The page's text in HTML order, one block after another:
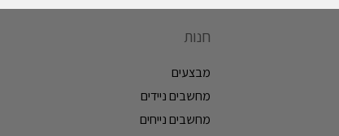
חנות
מבצעים
מחשבים ניידים
מחשבים נייחים